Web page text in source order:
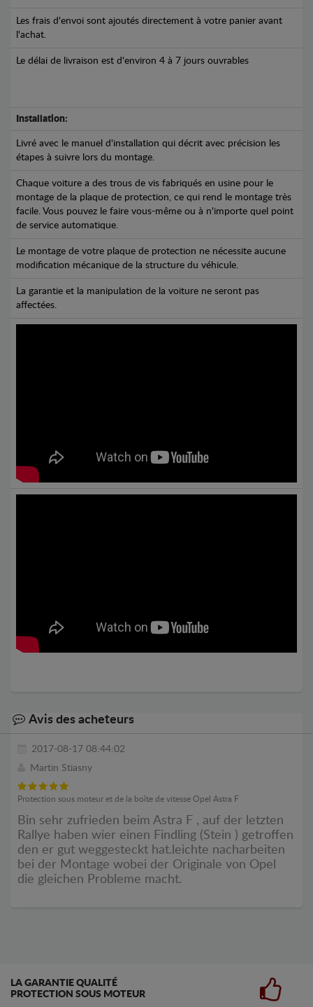
Les frais d'envoi sont ajoutés directement à votre panier avant
l'achat.
Le délai de livraison est d'environ 4 à 7 jours ouvrables
Installation:
Livré avec le manuel d'installation qui décrit avec précision les
étapes à suivre lors du montage.
Chaque voiture a des trous de vis fabriqués en usine pour le
montage de la plaque de protection, ce qui rend le montage très
facile. Vous pouvez le faire vous-même ou à n'importe quel point
de service automatique.
Le montage de votre plaque de protection ne nécessite aucune
modification mécanique de la structure du véhicule.
La garantie et la manipulation de la voiture ne seront pas
affectées.
Avis des acheteurs
2017-08-17 08:44:02
Martin Stiasny
Protection sous moteur et de la boîte de vitesse Opel Astra F
Bin sehr zufrieden beim Astra F , auf der letzten
Rallye haben wier einen Findling (Stein ) getroffen
den er gut weggesteckt hat.leichte nacharbeiten
bei der Montage wobei der Originale von Opel
die gleichen Probleme macht.
LA GARANTIE QUALITÉ
PROTECTION SOUS MOTEUR